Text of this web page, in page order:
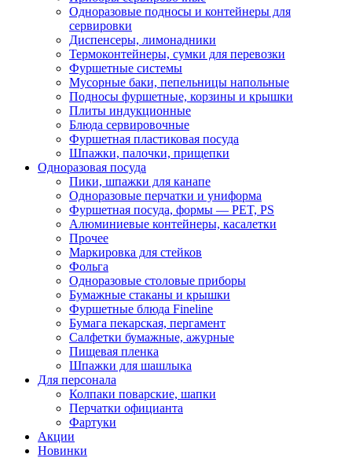
Одноразовые подносы и контейнеры для
сервировки
Диспенсеры, лимонадники
Термоконтейнеры, сумки для перевозки
Фуршетные системы
Мусорные баки, пепельницы напольные
Подносы фуршетные, корзины и крышки
Плиты индукционные
Блюда сервировочные
Фуршетная пластиковая посуда
Шпажки, палочки, прищепки
Одноразовая посуда
Пики, шпажки для канапе
Одноразовые перчатки и униформа
Фуршетная посуда, формы — PET, PS
Алюминиевые контейнеры, касалетки
Прочее
Маркировка для стейков
Фольга
Одноразовые столовые приборы
Бумажные стаканы и крышки
Фуршетные блюда Fineline
Бумага пекарская, пергамент
Салфетки бумажные, ажурные
Пищевая пленка
Шпажки для шашлыка
Для персонала
Колпаки поварские, шапки
Перчатки официанта
Фартуки
Акции
Новинки